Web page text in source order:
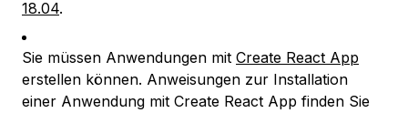
18.04.
Sie müssen Anwendungen mit Create React App
erstellen können. Anweisungen zur Installation
einer Anwendung mit Create React App finden Sie